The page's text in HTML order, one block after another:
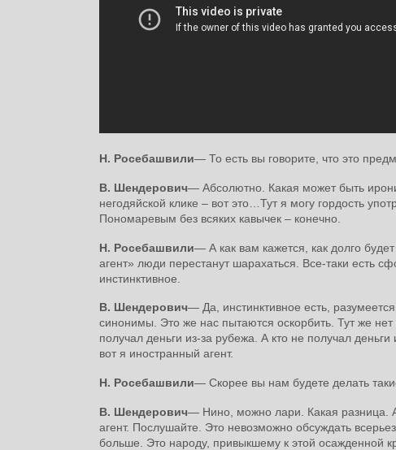
Н. Росебашвили― То есть вы говорите, что это
В. Шендерович― Абсолютно. Какая может быть
негодяйской клике – вот это…Тут я могу гордость
Пономаревым без всяких кавычек – конечно.
Н. Росебашвили― А как вам кажется, как долго
агент» люди перестанут шарахаться. Все-таки есть
инстинктивное.
В. Шендерович― Да, инстинктивное есть,
синонимы. Это же нас пытаются оскорбить. Тут же
получал деньги из-за рубежа. А кто не получал
вот я иностранный агент.
Н. Росебашвили― Скорее вы нам будете делать
В. Шендерович― Нино, можно лари. Какая разница.
агент. Послушайте. Это невозможно обсуждать
больше. Это народу, привыкшему к этой осажденной